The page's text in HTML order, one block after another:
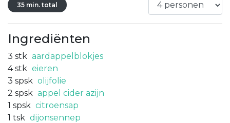
35 min. total
Ingrediënten
3 stk aardappelblokjes
4 stk eieren
3 spsk olijfolie
2 spsk appel cider azijn
1 spsk citroensap
1 tsk dijonsennep